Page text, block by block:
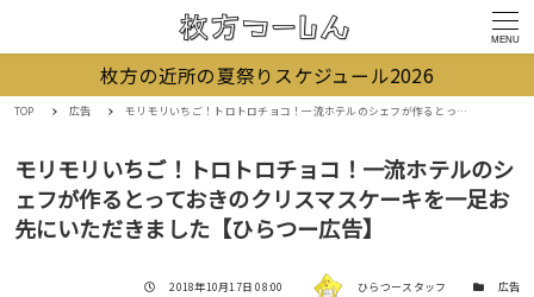
MENU
枚方の近所の夏祭りスケジュール2026
TOP 広告 モリモリいちご！トロトロチョコ！一流ホテルのシェフが作るとっておきのクリスマスケーキを一足お先にいただきました【ひらつー広告】
モリモリいちご！トロトロチョコ！一流ホテルのシ
ェフが作るとっておきのクリスマスケーキを一足お
先にいただきました【ひらつー広告】
投稿日
2018年10月17日 08:00 著者 ひらつースタッフ カテゴリー
広告